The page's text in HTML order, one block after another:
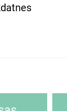
datnes,